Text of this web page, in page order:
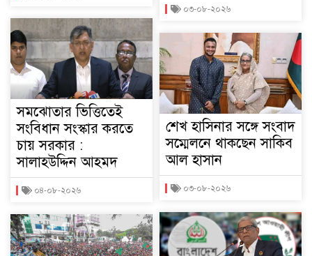
সমঝোতার ভিত্তিতেই
সংবিধান সংস্কার করতে
চায় সরকার :
সালাহউদ্দিন আহমদ
০৪-০৮-২০২৬
০৩-০৮-২০২৬
শেখ হাসিনার সঙ্গে সংবাদ
সম্মেলনে থাকছেন সাকিব
আল হাসান
০৩-০৮-২০২৬